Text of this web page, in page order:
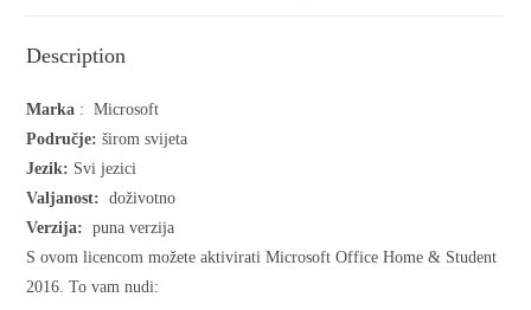
Description
Marka :Microsoft
Područje: širom svijeta
Jezik: Svi jezici
Valjanost: doživotno
Verzija: puna verzija
S ovom licencom možete aktivirati Microsoft Office Home & Student
2016. To vam nudi: